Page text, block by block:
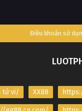
Điều khoản sử
tử vi/ XX88